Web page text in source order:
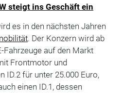
steigt ins Geschäft ein
es in den nächsten Jahren
. Der Konzern wird ab
Fahrzeuge auf den Markt
Frontmotor und
ID.2 für unter 25.000 Euro,
einen ID.1, dessen